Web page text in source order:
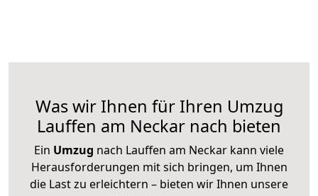
Was wir Ihnen für Ihren Umzug
Lauffen am Neckar nach bieten
Ein Umzug nach Lauffen am Neckar kann viele
Herausforderungen mit sich bringen, um Ihnen
die Last zu erleichtern – bieten wir Ihnen unsere